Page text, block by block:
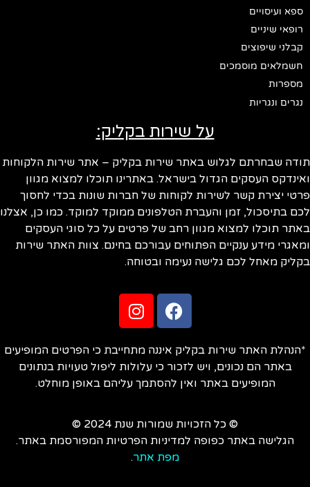
ספא ועיסויים
רופאי שיניים
קבלני שיפוצים
חשמלאים מוסמכים
מספרות
נגרים ונגריות
על שירות בקליק:
שבחרתם לגלוש באתר שירות בקליק – אתר שירות הלקוחות
העסקים הגדול בישראל. באתרינו תוכלו למצוא מגוון
יצירת קשר לשירות לקוחות של חברות שונות בכדי לחסוך
בתיסכול, זמן והעברת הטלפונים ממוקד למוקד. כמו כן, אצלנו
תוכלו למצוא מגוון רחב של פרטים על כל סוגי העסקים
מידע ענקיים הפתוחים עבורכם בחינם. צוות האתר שירות
מאחל לכם גלישה נעימה ובטוחה.
האתר שירות בקליק איננה מתחייבת כי הפרטים המופיעים
באתר הם נכונים, ויש לזכור כי עלולות ליפול טעויות בנתונים
המופיעים באתר ואין להסתמך עליהם באופן מוחלט.
© כל הזכויות שמורות שנת 2024 ©
הגלישה באתר כפופה למדיניות הפרטיות המפורסמת באתר.
מפת אתר.